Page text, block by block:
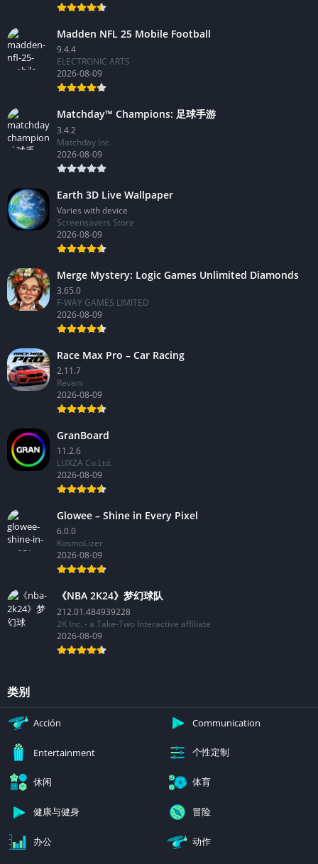
Madden NFL 25 Mobile Football
9.4.4
ELECTRONIC ARTS
2026-08-09
Matchday™ Champions: 足球手游
3.4.2
Matchday Inc.
2026-08-09
Earth 3D Live Wallpaper
Varies with device
Screensavers Store
2026-08-09
Merge Mystery: Logic Games Unlimited Diamonds
3.65.0
F-WAY GAMES LIMITED
2026-08-09
Race Max Pro – Car Racing
2.11.7
Revani
2026-08-09
GranBoard
11.2.6
LUXZA Co.Ltd.
2026-08-09
Glowee – Shine in Every Pixel
6.0.0
KosmoLizer
2026-08-09
《NBA 2K24》梦幻球队
212.01.484939228
2K Inc. - a Take-Two Interactive affiliate
2026-08-09
类别
Acción Communication
Entertainment 个性定制
休闲 体育
健康与健身 冒险
办公 动作